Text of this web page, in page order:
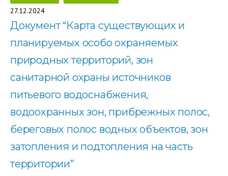
27.12.2024
Документ “Карта существующих и
планируемых особо охраняемых
природных территорий, зон
санитарной охраны источников
питьевого водоснабжения,
водоохранных зон, прибрежных полос,
береговых полос водных объектов, зон
затопления и подтопления на часть
территории”